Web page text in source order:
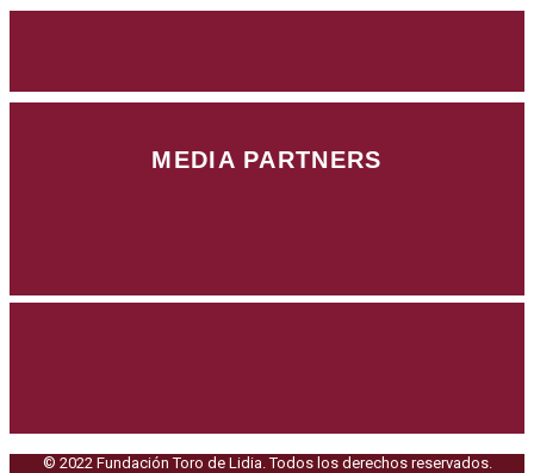
MEDIA PARTNERS
© 2022 Fundación Toro de Lidia. Todos los derechos reservados.